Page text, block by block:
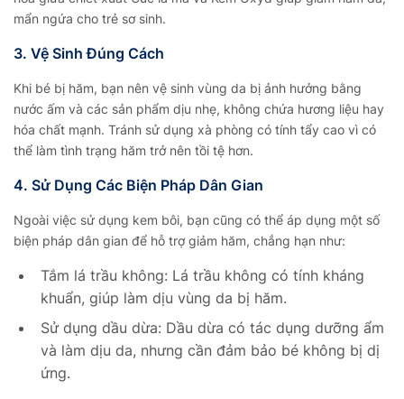
mẩn ngứa cho trẻ sơ sinh.
3. Vệ Sinh Đúng Cách
Khi bé bị hăm, bạn nên vệ sinh vùng da bị ảnh hưởng bằng
nước ấm và các sản phẩm dịu nhẹ, không chứa hương liệu hay
hóa chất mạnh. Tránh sử dụng xà phòng có tính tẩy cao vì có
thể làm tình trạng hăm trở nên tồi tệ hơn.
4. Sử Dụng Các Biện Pháp Dân Gian
Ngoài việc sử dụng kem bôi, bạn cũng có thể áp dụng một số
biện pháp dân gian để hỗ trợ giảm hăm, chẳng hạn như:
Tắm lá trầu không: Lá trầu không có tính kháng
khuẩn, giúp làm dịu vùng da bị hăm.
Sử dụng dầu dừa: Dầu dừa có tác dụng dưỡng ẩm
và làm dịu da, nhưng cần đảm bảo bé không bị dị
ứng.